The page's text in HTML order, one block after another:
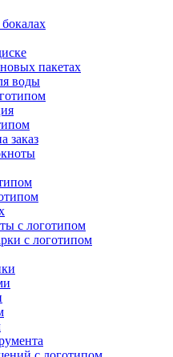
пакетах
воды
заказ
с логотипом
с логотипом